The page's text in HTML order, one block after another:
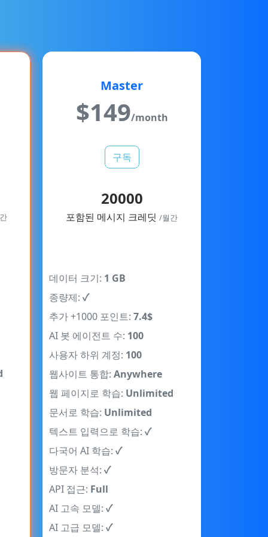
Master
$149/month
구독
20000
포함된 메시지 크레딧 /월간
데이터 크기: 1 GB
종량제: ✓
추가 +1000 포인트: 7.4$
AI 봇 에이전트 수: 100
사용자 하위 계정: 100
웹사이트 통합: Anywhere
웹 페이지로 학습: Unlimited
문서로 학습: Unlimited
텍스트 입력으로 학습: ✓
다국어 AI 학습: ✓
방문자 분석: ✓
API 접근: Full
AI 고속 모델: ✓
AI 고급 모델: ✓